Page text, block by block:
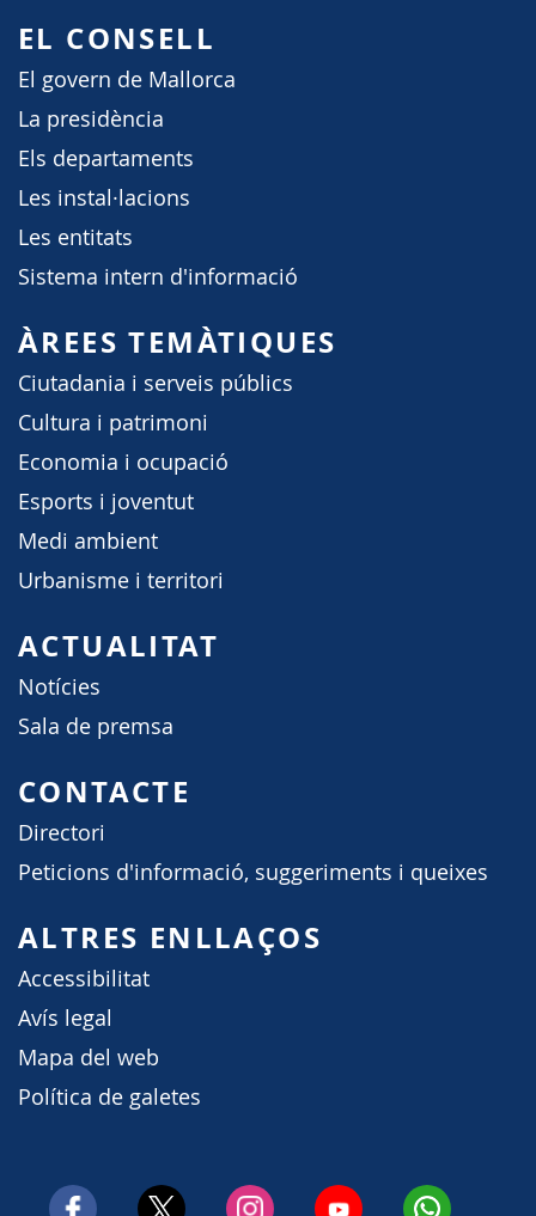
EL CONSELL
El govern de Mallorca
La presidència
Els departaments
Les instal·lacions
Les entitats
Sistema intern d'informació
ÀREES TEMÀTIQUES
Ciutadania i serveis públics
Cultura i patrimoni
Economia i ocupació
Esports i joventut
Medi ambient
Urbanisme i territori
ACTUALITAT
Notícies
Sala de premsa
CONTACTE
Directori
Peticions d'informació, suggeriments i queixes
ALTRES ENLLAÇOS
Accessibilitat
Avís legal
Mapa del web
Política de galetes